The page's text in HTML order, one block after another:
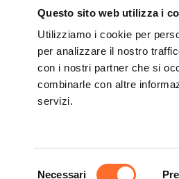
Questo sito web utilizza i
Utilizziamo i cookie per
per analizzare il nostro
con i nostri partner che si
combinarle con altre
servizi.
Necessari